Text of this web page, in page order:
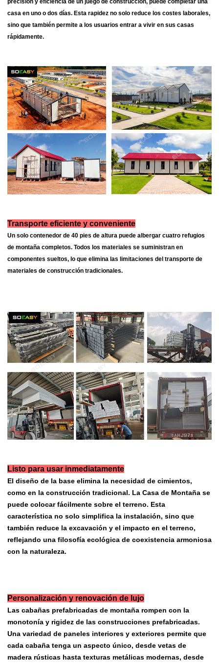
precisión y eficiencia de un juego de construcción, puede completar una
casa en uno o dos días. Esta rapidez no solo reduce los costes laborales,
sino que también permite a los usuarios entrar a vivir en sus casas
rápidamente.
Transporte eficiente y conveniente
Un solo contenedor de 40 pies de altura puede albergar cuatro refugios
de montaña completos. Todos los materiales se suministran en
componentes sueltos, lo que elimina las limitaciones del transporte de
materiales de construcción tradicionales.
Listo para usar inmediatamente
El diseño de la base elimina la necesidad de cimientos,
como en la construcción tradicional. La Casa de Montaña se
puede colocar fácilmente sobre el terreno. Esta
característica no solo simplifica la instalación, sino que
también reduce la excavación y el impacto en el terreno,
reflejando una filosofía ecológica de coexistencia armoniosa
con la naturaleza.
Personalización y renovación de lujo
Las cabañas prefabricadas de montaña rompen con la
monotonía y rigidez de las construcciones prefabricadas.
Una variedad de paneles interiores y exteriores permite que
cada cabaña tenga un aspecto único, desde vetas de
madera rústicas hasta texturas metálicas modernas, desde